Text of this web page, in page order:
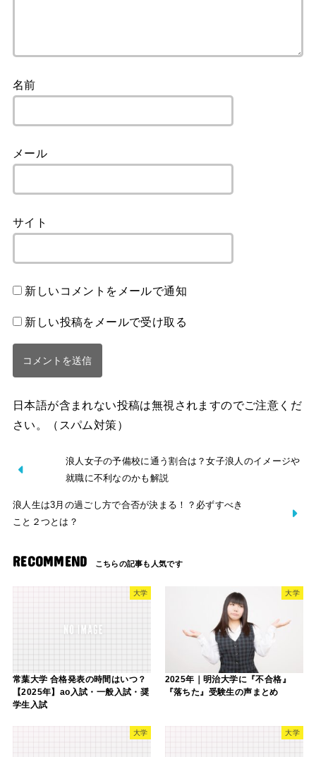
名前
メール
サイト
新しいコメントをメールで通知
新しい投稿をメールで受け取る
日本語が含まれない投稿は無視されますのでご注意くだ
さい。（スパム対策）
浪人女子の予備校に通う割合は？女子浪人のイメージや
就職に不利なのかも解説
浪人生は3月の過ごし方で合否が決まる！？必ずすべき
こと２つとは？
RECOMMEND
大学
常葉大学 合格発表の時間はいつ？
【2025年】ao入試・一般入試・奨
学生入試
大学
2025年｜明治大学に『不合格』
『落ちた』受験生の声まとめ
大学 大学